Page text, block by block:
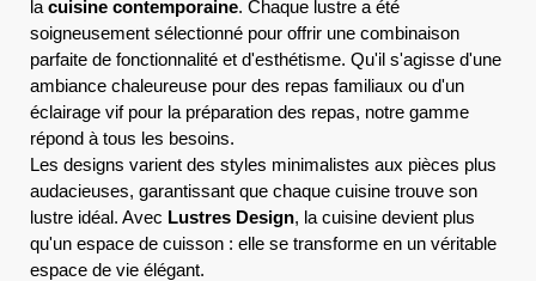
la cuisine contemporaine. Chaque lustre a été
soigneusement sélectionné pour offrir une combinaison
parfaite de fonctionnalité et d'esthétisme. Qu'il s'agisse d'une
ambiance chaleureuse pour des repas familiaux ou d'un
éclairage vif pour la préparation des repas, notre gamme
répond à tous les besoins.
Les designs varient des styles minimalistes aux pièces plus
audacieuses, garantissant que chaque cuisine trouve son
lustre idéal. Avec Lustres Design, la cuisine devient plus
qu'un espace de cuisson : elle se transforme en un véritable
espace de vie élégant.